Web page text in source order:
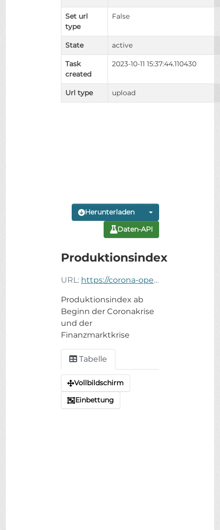
Herunterladen
Daten-API
Produktionsindex
URL: https://corona-open-data.ckan.de/dataset/8b555e89-ebe8-4cf2-bb9d-e726b7add021/resource/13d3cad0-d8aa-49e8-86ee-cd00f45bbdcf/download/produktionsindex.csv
Produktionsindex ab
Beginn der Coronakrise
und der
Finanzmarktkrise
Tabelle
Vollbildschirm
Einbettung
Set url
type
False
State active
Task
created
2023-10-11 15:37:44.110430
Url type upload